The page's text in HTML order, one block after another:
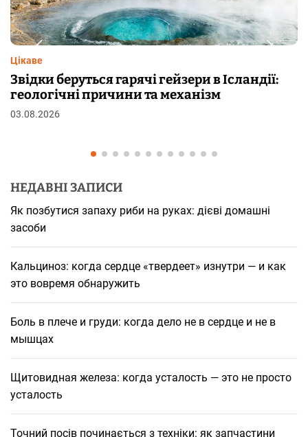
Цікаве
Чому від переляку з’являються мурашки на
шкірі: фізіологія пілоерекції
29.07.2026
НЕДАВНІ ЗАПИСИ
Як позбутися запаху риби на руках: дієві домашні
засоби
Кальциноз: когда сердце «твердеет» изнутри — и как
это вовремя обнаружить
Боль в плече и груди: когда дело не в сердце и не в
мышцах
Щитовидная железа: когда усталость — это не просто
усталость
Точний посів починається з техніки: як запчастини